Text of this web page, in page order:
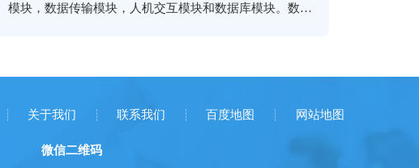
模块，数据传输模块，人机交互模块和数据库模块。数据
关于我们 联系我们 百度地图 网站地图
微信二维码